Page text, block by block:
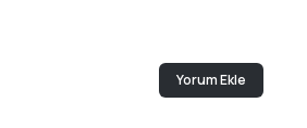
Yorum Ekle